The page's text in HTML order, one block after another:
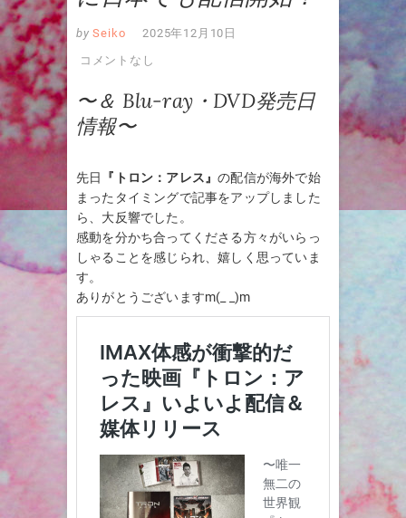
by Seiko
2025年12月10日
コメントなし
〜＆ Blu-ray・DVD発売日
情報〜
先日 『トロン：アレス』の配信が海外で始
まったタイミングで記事をアップしました
ら、大反響でした。
感動を分かち合ってくださる方々がいらっ
しゃることを感じられ、嬉しく思っていま
す。
ありがとうございますm(_ _)m